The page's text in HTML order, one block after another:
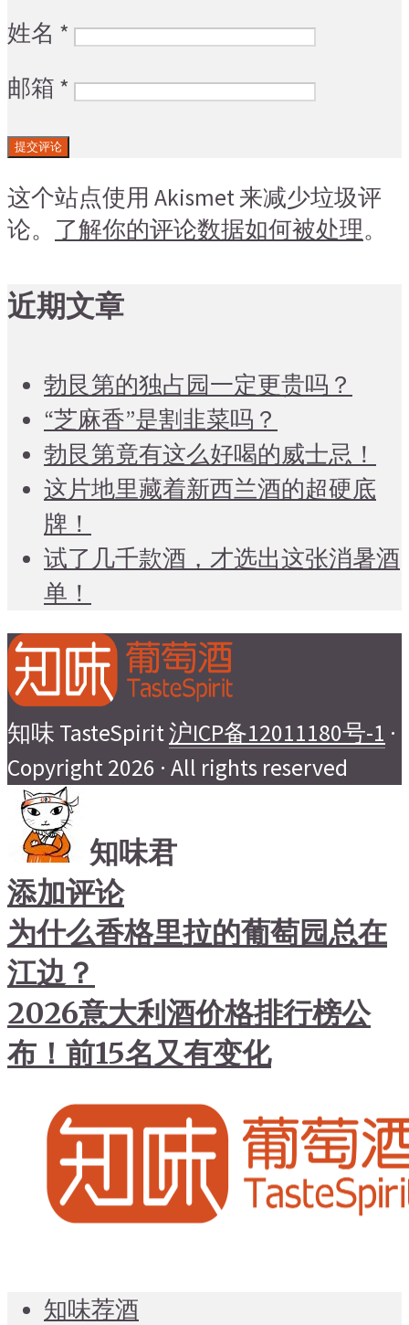
姓名 *
邮箱 *
这个站点使用 Akismet 来减少垃圾评
论。 了解你的评论数据如何被处理。
近期文章
勃艮第的独占园一定更贵吗？
“芝麻香”是割韭菜吗？
勃艮第竟有这么好喝的威士忌！
这片地里藏着新西兰酒的超硬底
牌！
试了几千款酒，才选出这张消暑酒
单！
知味 TasteSpirit沪ICP备12011180号-1 ·
Copyright 2026 · All rights reserved
知味君
添加评论
为什么香格里拉的葡萄园总在
江边？
2026意大利酒价格排行榜公
布！前15名又有变化
知味荐酒